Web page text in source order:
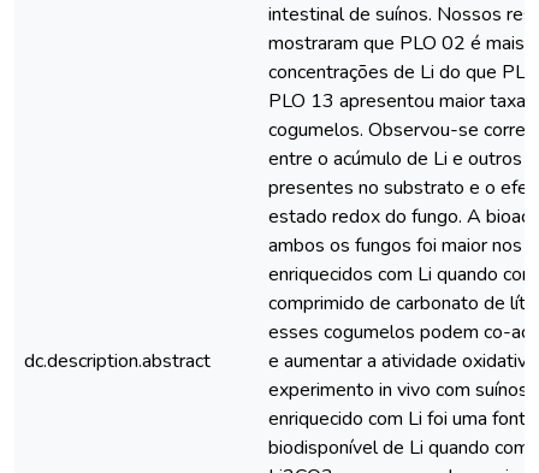
dc.description.abstract
intestinal de suínos. Nossos
mostraram que PLO 02 é mais
concentrações de Li do que
PLO 13 apresentou maior taxa
cogumelos. Observou-se
entre o acúmulo de Li e outros
presentes no substrato e o
estado redox do fungo. A
ambos os fungos foi maior nos
enriquecidos com Li quando
comprimido de carbonato de
esses cogumelos podem co-
e aumentar a atividade
experimento in vivo com suínos,
enriquecido com Li foi uma
biodisponível de Li quando